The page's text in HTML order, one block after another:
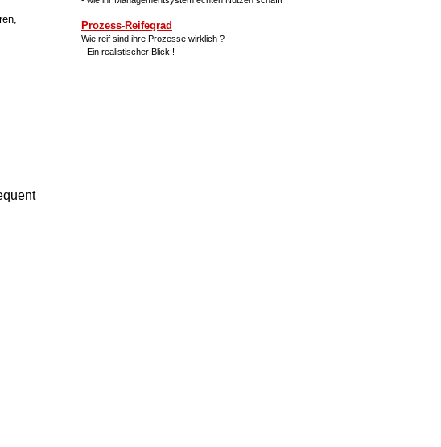
Prozess-Reifegrad
Wie reif sind ihre Prozesse wirklich ?
- Ein realistischer Blick !